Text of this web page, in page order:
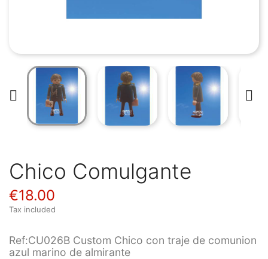
 
Chico Comulgante
€18.00
Tax included
Ref:CU026B Custom Chico con traje de comunion
azul marino de almirante